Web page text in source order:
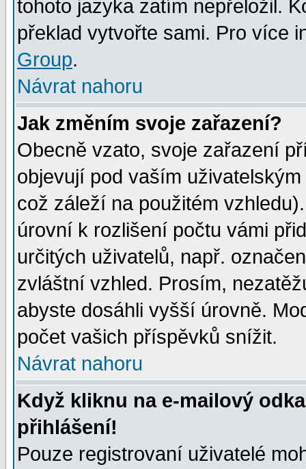
tohoto jazyka zatím nepřeložil.
překlad vytvořte sami. Pro více
Group.
Návrat nahoru
Jak změním svoje zařazení?
Obecně vzato, svoje zařazení
objevují pod vaším
což záleží na použitém
úrovní k rozlišení počtu vámi
určitých uživatelů, např.
zvláštní vzhled. Prosím,
abyste dosáhli vyšší úrovně.
počet vašich příspěvků snížit.
Návrat nahoru
Když kliknu na e-mailový
přihlášení!
Pouze registrovaní uživatelé